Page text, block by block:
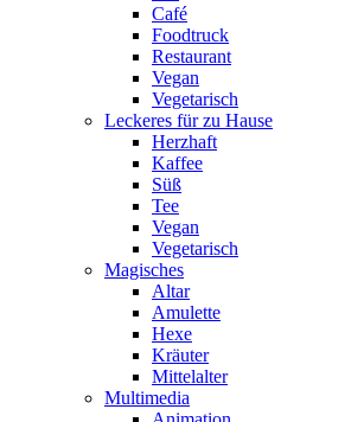
Café
Foodtruck
Restaurant
Vegan
Vegetarisch
Leckeres für zu Hause
Herzhaft
Kaffee
Süß
Tee
Vegan
Vegetarisch
Magisches
Altar
Amulette
Hexe
Kräuter
Mittelalter
Multimedia